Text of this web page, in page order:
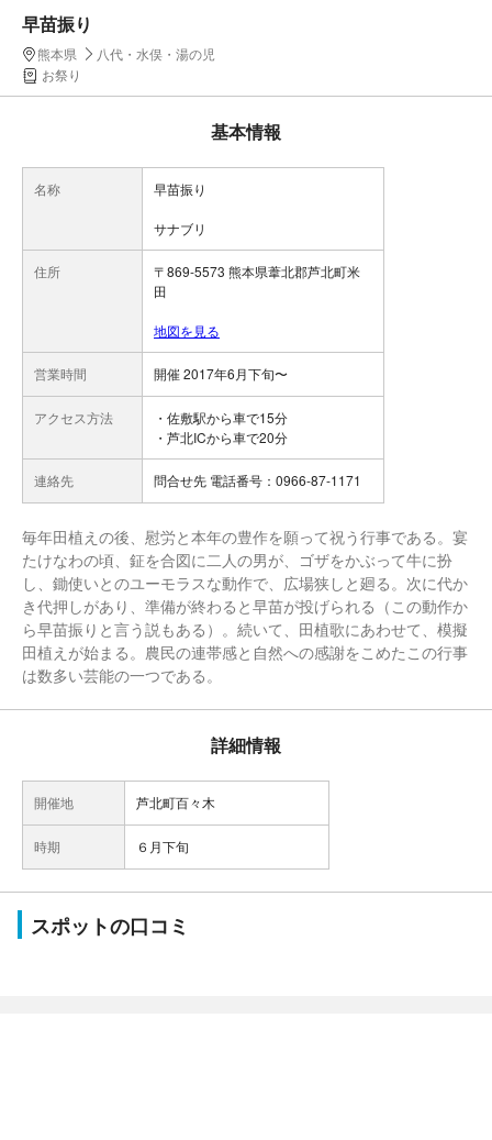
早苗振り
熊本県
八代・水俣・湯の児
お祭り
基本情報
名称 早苗振り
サナブリ
住所
〒869-5573 熊本県葦北郡芦北町米
田
地図を見る
営業時間 開催 2017年6月下旬〜
アクセス方法
・佐敷駅から車で15分
・芦北ICから車で20分
連絡先 問合せ先 電話番号：0966-87-1171
毎年田植えの後、慰労と本年の豊作を願って祝う行事である。宴
たけなわの頃、鉦を合図に二人の男が、ゴザをかぶって牛に扮
し、鋤使いとのユーモラスな動作で、広場狭しと廻る。次に代か
き代押しがあり、準備が終わると早苗が投げられる（この動作か
ら早苗振りと言う説もある）。続いて、田植歌にあわせて、模擬
田植えが始まる。農民の連帯感と自然への感謝をこめたこの行事
は数多い芸能の一つである。
詳細情報
開催地 芦北町百々木
時期 ６月下旬
スポットの口コミ